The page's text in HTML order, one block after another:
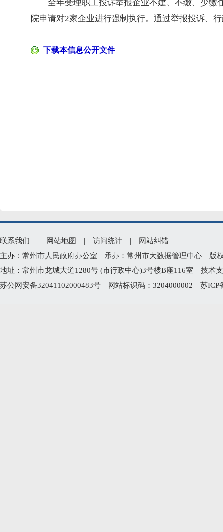
全年受理职工投诉举报企业不建、不缴、少缴
院申请对2家企业进行强制执行。通过举报投诉、
下载本信息公开文件
联系我们 | 网站地图 | 访问统计 |
网站纠错
主办：常州市人民政府办公室 承办：常州市大数据管理中心 版
地址：常州市龙城大道1280号 (市行政中心)3号楼B座116室 技术
苏公网安备32041102000483号 网站标识码：3204000002 苏ICP